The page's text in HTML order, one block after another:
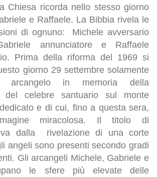
Chiesa ricorda nello stesso giorno
e Raffaele. La Bibbia rivela le
di ognuno:
Michele avversario
annunciatore e Raffaele
Prima della riforma del 1969 si
giorno 29 settembre solamente
arcangelo in memoria della
del celebre santuario sul monte
e di cui, fino a questa sera,
miracolosa. Il titolo di
dalla
rivelazione di una corte
angeli sono presenti secondo gradi
Gli arcangeli Michele, Gabriele e
le sfere più elevate delle